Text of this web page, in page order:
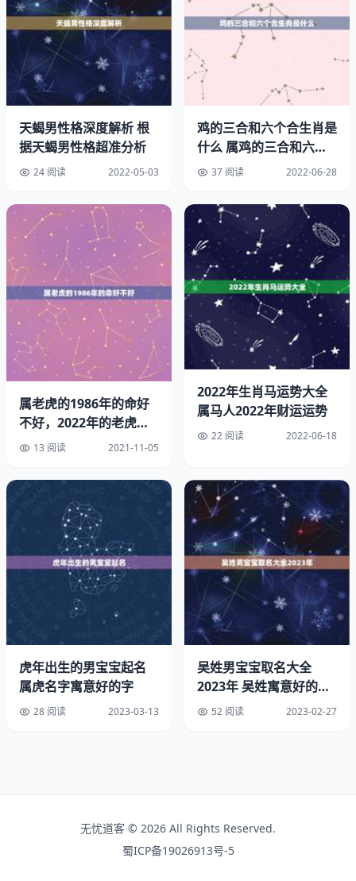
生肖马：生肖属马的人在年轻的时候易怒，不善于控制情
绪，所以他们在职场上容易遭到排挤，脾气不好的他们却懒
得解释，只会让误会和矛盾越来越深。随着年纪渐长，属马
的朋友开始懂得运筹帷幄，好好经营人际关系，这将会让他
们在30岁后开始拥有足以帮助他们成功的人脉，年纪越大
越富有。
生肖蛇：生肖蛇的人，聪明伶俐，洞察力非常敏锐。年轻时
虽然才华出众，却遭遇了不少的困难，难以解决，甚至打击
了自己的信心。好在40岁后，属蛇人的运势蒸蒸日上，好
运源源不断的到来，让人羡慕不已。最幸运的是财运水涨船
以上就是与属蛇的过了33岁就顺了相关内容，是关于生肖
的分享。看完1989年属蛇的婚姻姻缘后，希望这对大家有
所帮助！
天蝎男性格深度解析 根
据天蝎男性格超准分析
24 阅读 2022-05-03
鸡的三合和六个合生肖是
什么 属鸡的三合和六个
合生肖贵人
37 阅读 2022-06-28
属老虎的1986年的命好
不好，2022年的老虎是
什么命
13 阅读 2021-11-05
2022年生肖马运势大全
属马人2022年财运运势
22 阅读 2022-06-18
虎年出生的男宝宝起名
属虎名字寓意好的字
28 阅读 2023-03-13
吴姓男宝宝取名大全
2023年 吴姓寓意好的男
孩名字大全
52 阅读 2023-02-27
无忧道客 © 2026 All Rights Reserved.
蜀ICP备19026913号-5